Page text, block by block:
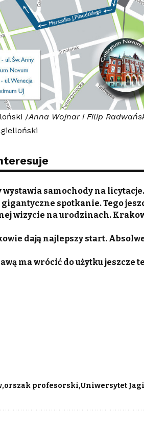
/Anna Wojnar i Filip
wystawia samochody na
spotkanie. Tego
wizycie na urodzinach.
dają najlepszy start.
ma wrócić do użytku jeszcze
orszak profesorski Uniwersytet